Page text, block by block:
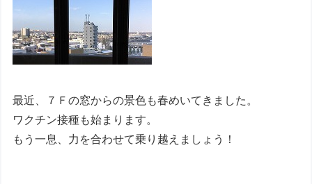
最近、７Ｆの窓からの景色も春めいてきました。
ワクチン接種も始まります。
もう一息、力を合わせて乗り越えましょう！